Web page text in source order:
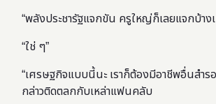
“พลังประชารัฐแจกขัน ครูใหญ่ก็เลยแจกบ้าง
“ใช่ ๆ”
“เศรษฐกิจแบบนี้นะ เราก็ต้องมีอาชีพอื่นสำร
กล่าวติดตลกกับเหล่าแฟนคลับ